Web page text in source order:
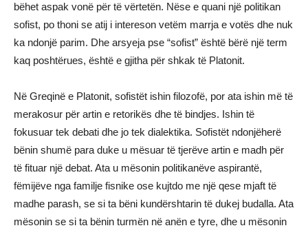
bëhet aspak vonë për të vërtetën. Nëse e quani një politikan
sofist, po thoni se atij i intereson vetëm marrja e votës dhe nuk
ka ndonjë parim. Dhe arsyeja pse “sofist” është bërë një term
kaq poshtërues, është e gjitha për shkak të Platonit.
Në Greqinë e Platonit, sofistët ishin filozofë, por ata ishin më të
merakosur për artin e retorikës dhe të bindjes. Ishin të
fokusuar tek debati dhe jo tek dialektika. Sofistët ndonjëherë
bënin shumë para duke u mësuar të tjerëve artin e madh për
të fituar një debat. Ata u mësonin politikanëve aspirantë,
fëmijëve nga familje fisnike ose kujtdo me një qese mjaft të
madhe parash, se si ta bëni kundërshtarin të dukej budalla. Ata
mësonin se si ta bënin turmën në anën e tyre, dhe u mësonin